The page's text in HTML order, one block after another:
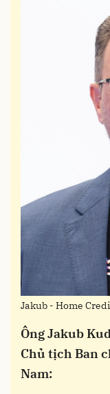
Jakub - Home
Ông Jakub
Chủ tịch Ban
Nam: